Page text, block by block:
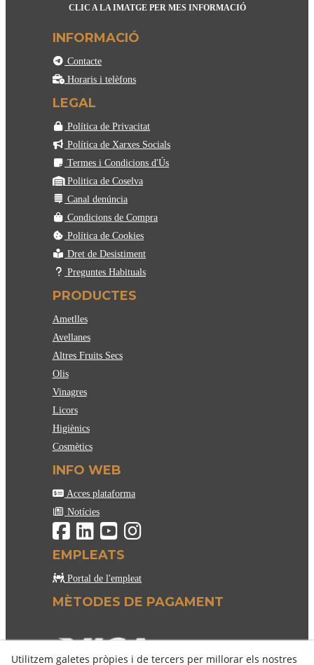
CLIC A LA IMATGE PER MES INFORMACIÓ
INFORMACIÓ
Contacte
Horaris i telèfons
LEGAL
Política de Privacitat
Política de Xarxes Socials
Termes i Condicions d'Ús
Politica de Coselva
Canal denúncia
Condicions de Compra
Política de Cookies
Dret de Desistiment
Preguntes Habituals
PRODUCTES
Ametlles
Avellanes
Altres Fruits Secs
Olis
Vinagres
Licors
Higiènics
Cosmètics
INFO WEB
Acces plataforma
Notícies
EMPLEATS
Portal de l'empleat
MÈTODES DE PAGAMENT
Utilitzem galetes pròpies i de tercers per millorar els nostres